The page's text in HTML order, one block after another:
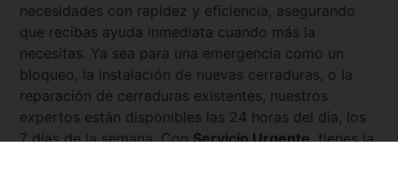
necesidades con rapidez y eficiencia, asegurando
que recibas ayuda inmediata cuando más la
necesitas. Ya sea para una emergencia como un
bloqueo, la instalación de nuevas cerraduras, o la
reparación de cerraduras existentes, nuestros
expertos están disponibles las 24 horas del día, los
7 días de la semana. ConServicio Urgente, tienes la